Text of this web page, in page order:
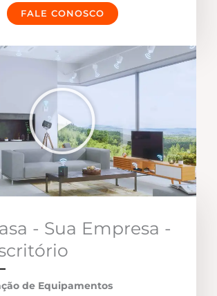
FALE CONOSCO
- Sua Empresa -
de Equipamentos